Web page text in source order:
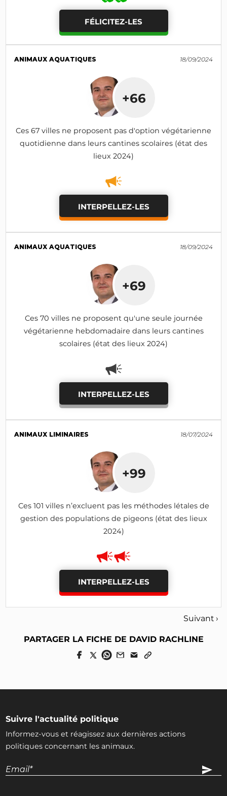
FÉLICITEZ-LES
ANIMAUX AQUATIQUES 18/09/2024
+66
Ces 67 villes ne proposent pas d'option végétarienne
quotidienne dans leurs cantines scolaires (état des
lieux 2024)
INTERPELLEZ-LES
ANIMAUX AQUATIQUES 18/09/2024
+69
Ces 70 villes ne proposent qu'une seule journée
végétarienne hebdomadaire dans leurs cantines
scolaires (état des lieux 2024)
INTERPELLEZ-LES
ANIMAUX LIMINAIRES 18/07/2024
+99
Ces 101 villes n’excluent pas les méthodes létales de
gestion des populations de pigeons (état des lieux
2024)
INTERPELLEZ-LES
Suivant ›
PARTAGER LA FICHE DE DAVID RACHLINE
Suivre l'actualité politique
Informez-vous et réagissez aux dernières actions
politiques concernant les animaux.